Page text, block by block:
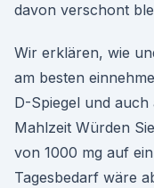
davon verschont
Wir erklären, wie
am besten
D-Spiegel und
Mahlzeit Würden
von 1000 mg auf
Tagesbedarf wäre